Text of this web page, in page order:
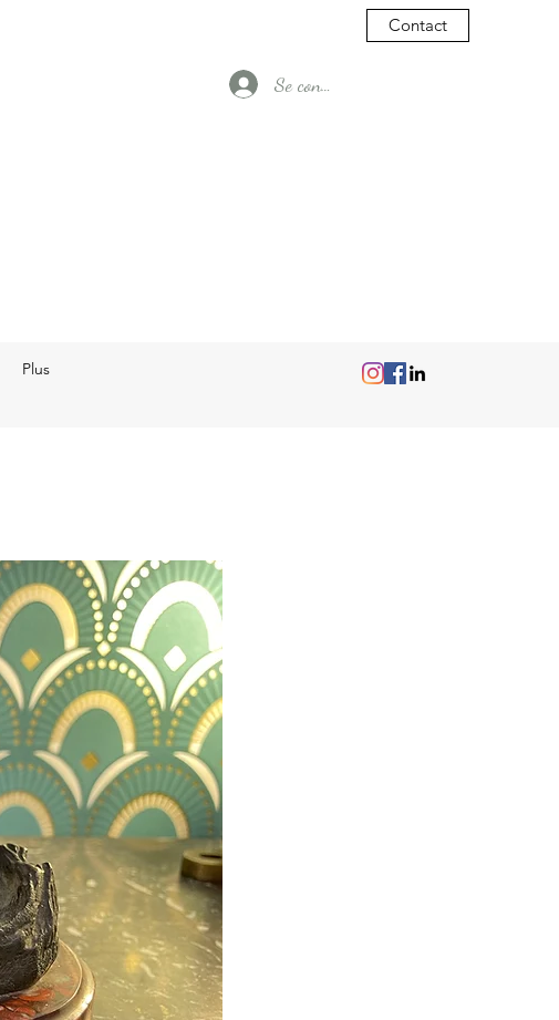
Contact
Se connecter
Plus